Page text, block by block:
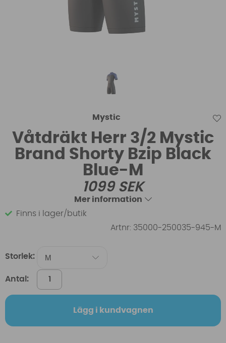
Mystic
Våtdräkt Herr 3/2 Mystic
Brand Shorty Bzip Black
Blue-M
1099SEK
Mer information
Finns i lager/butik
Artnr: 35000-250035-945-M
Storlek:
Antal:
Lägg i kundvagnen